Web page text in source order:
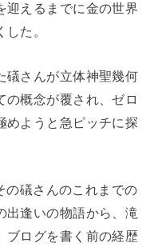
迎えるまでに金の世界
た。
礒さんが立体神聖幾何
の概念が覆され、ゼロ
めようと急ピッチに探
の礒さんのこれまでの
出逢いの物語から、滝
ブログを書く前の経歴